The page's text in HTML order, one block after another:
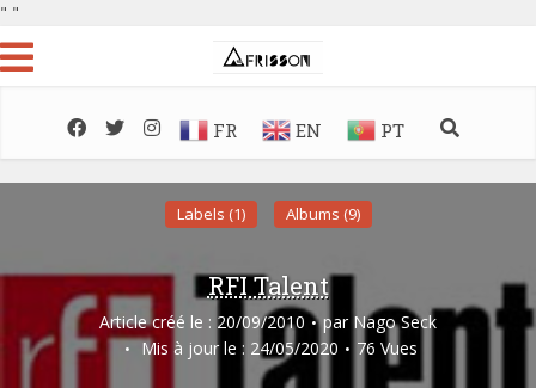
" "
FR EN PT
Labels (1) Albums (9)
RFI Talent
Article créé le : 20/09/2010 par Nago Seck
Mis à jour le : 24/05/2020
76 Vues